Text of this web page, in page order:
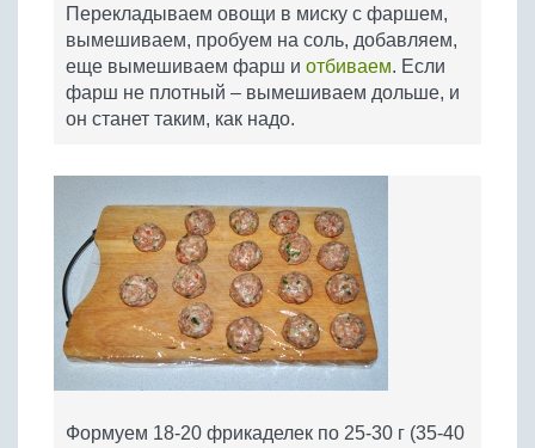
Перекладываем овощи в миску с фаршем,
вымешиваем, пробуем на соль, добавляем,
еще вымешиваем фарш и отбиваем. Если
фарш не плотный – вымешиваем дольше, и
он станет таким, как надо.
Формуем 18-20 фрикаделек по 25-30 г (35-40